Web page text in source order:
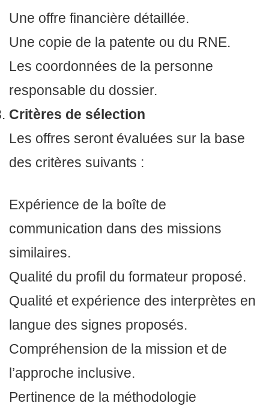
Une offre financière détaillée.
Une copie de la patente ou du RNE.
Les coordonnées de la personne
responsable du dossier.
Critères de sélection
Les offres seront évaluées sur la base
des critères suivants :
Expérience de la boîte de
communication dans des missions
similaires.
Qualité du profil du formateur proposé.
Qualité et expérience des interprètes en
langue des signes proposés.
Compréhension de la mission et de
l’approche inclusive.
Pertinence de la méthodologie